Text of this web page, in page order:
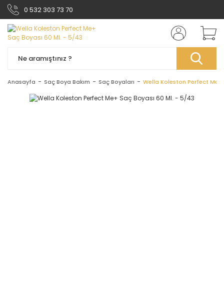
0 532 303 73 70
Anasayfa Saç Boya Bakım Saç Boyaları Wella Koleston Perfect